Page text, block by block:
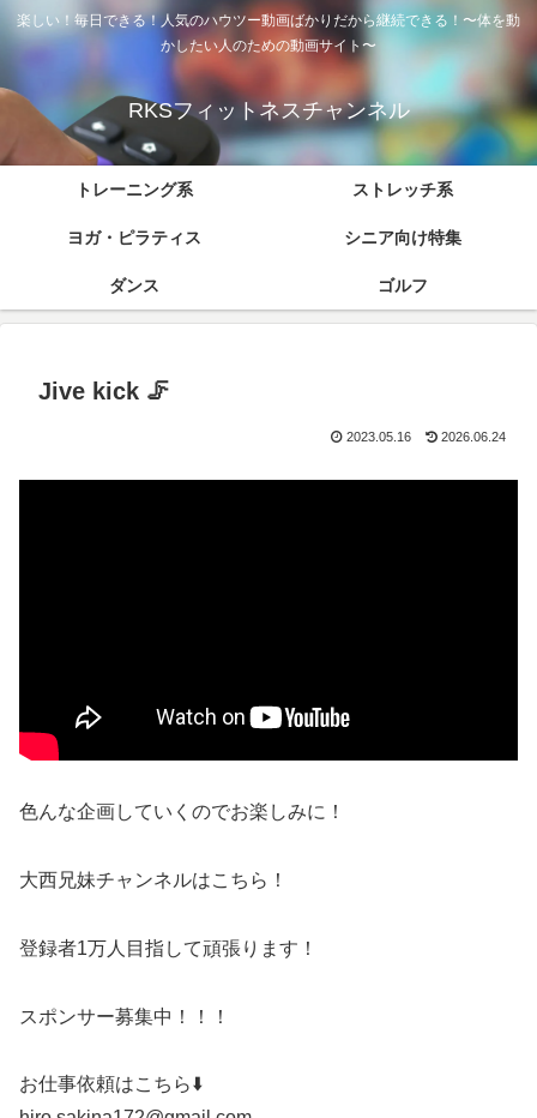
楽しい！毎日できる！人気のハウツー動画ばかりだから継続できる！〜体を動
かしたい人のための動画サイト〜
RKSフィットネスチャンネル
トレーニング系 ストレッチ系
ヨガ・ピラティス シニア向け特集
ダンス ゴルフ
Jive kick 🦵
2023.05.16 2026.06.24
色んな企画していくのでお楽しみに！
大西兄妹チャンネルはこちら！
登録者1万人目指して頑張ります！
スポンサー募集中！！！
お仕事依頼はこちら⬇️